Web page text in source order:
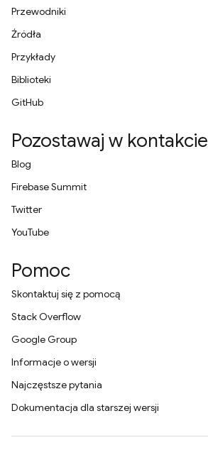
Przewodniki
Źródła
Przykłady
Biblioteki
GitHub
Pozostawaj w kontakcie
Blog
Firebase Summit
Twitter
YouTube
Pomoc
Skontaktuj się z pomocą
Stack Overflow
Google Group
Informacje o wersji
Najczęstsze pytania
Dokumentacja dla starszej wersji